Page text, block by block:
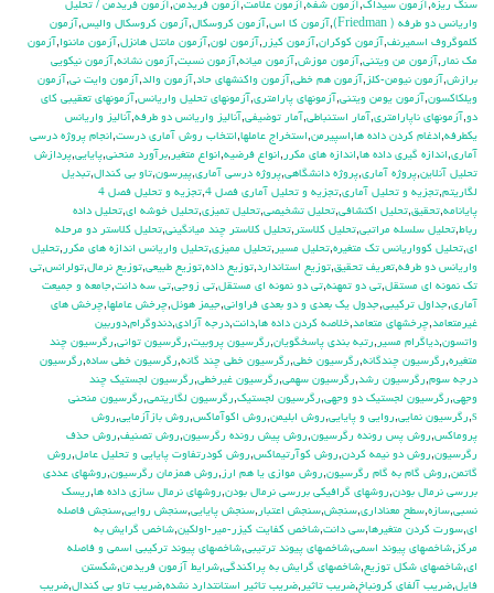
سنگ ريزه,آزمون سيداك,آزمون شفه,آزمون علامت,آزمون فريدمن,آزمون فريدمن / تحليل
واريانس دو طرفه ( Friedman)
,آزمون كا اس,آزمون كروسكال,آزمون كروسكال واليس,آزمون
كلموگروف اسميرنف,آزمون كوكران,آزمون كيزر ,آزمون لون,آزمون مانتل هانزل,آزمون ماننوا,آزمون
مك نمار ,آزمون من ويتني,آزمون موزش,آزمون ميانه,آزمون نسبت,آزمون نشانه,آزمون نيكويي
برازش,آزمون نيومن-كلز ,آزمون هم خطي,آزمون واكنشهاي حاد,آزمون والد,آزمون وايت ني,آزمون
ويلكاكسون,آزمون يومن ويتني,آزمونهاي پارامتري,آزمونهاي تحليل واريانس,آزمونهاي تعقيبي كاي
دو,آزمونهاي ناپارامتري,آمار استنباطي,آمار توضيفي,آناليز واريانس دو طرفه,آناليز واريانس
يکطرفه,ادغام كردن داده ها,اسپيرمن,استخراج عاملها,انتخاب روش آماري درست,انجام پروژه درسي
آماري,اندازه گيري داده ها,اندازه هاي مكرر ,انواع فرضيه,انواع متغير ,برآورد منحني,پايايي,پردازش
تحليل آنلاين,پروژه آماري,پروژه دانشگاهي,پروژه درسي آماري,پيرسون,تاو بي کندال,تبديل
لگاريتم,تجزيه و تحليل آماري,تجزيه و تحليل آماري فصل 4 ,
تجزيه و تحليل فصل 4
پايانامه,تحقيق,تحليل اكتشافي,تحليل تشخيصي,تحليل تميزي,تحليل خوشه اي,تحليل داده
رباط,تحليل سلسله مراتبي,تحليل كلاستر ,تحليل كلاستر چند ميانگيني,تحليل كلاستر دو مرحله
اي,تحليل كوواريانس تك متغيره,تحليل مسير ,تحليل مميزي,تحليل واريانس اندازه هاي مكرر ,تحليل
واريانس دو طرفه,تعريف تحقيق,توزيع استاندارد,توزيع داده,توزيع طبيعي,توزيع نرمال,تولرانس,تي
تک نمونه اي مستقل,تي دو تمهنه,تي دو نمونه اي مستقل,تي زوجي,تي سه دانت,جامعه و جميعت
آماري,جداول تركيبي,جدول يك بعدي و دو بعدي فراواني,جيمز هوئل,چرخش عاملها,چرخش هاي
غيرمتعامد,چرخشهاي متعامد,خلاصه كردن داده ها,دانت,درجه آزادي,دندوگرام,دوربين
واتسون,دياگرام مسير ,رتبه بندي پاسخگويان,رگرسيون پروبيت,رگرسيون تواني,رگرسيون چند
متغيره,رگرسيون چندگانه,رگرسيون خطي,رگرسيون خطي چند گانه,رگرسيون خطي ساده,رگرسيون
درجه سوم,رگرسيون رشد,رگرسيون سهمي,رگرسيون غيرخطي,رگرسيون لجستيك چند
وجهي,رگرسيون لجستيك دو وجهي,رگرسيون لجستيک,رگرسيون لگاريتمي,رگرسيون منحني
s
,رگرسيون نمايي,روايي و پايايي,روش ابليمن,روش اكوآماكس,روش بازآزمايي,روش
پروماكس,روش پس رونده رگرسيون,روش پيش رونده رگرسيون,روش تصنيف,روش حذف
رگرسيون,روش دو نيمه كردن,روش كوآرتيماكس,روش كودرتفاوت پايايي و تحليل عامل,روش
گاتمن,روش گام به گام رگرسيون,روش موازي يا هم ارز ,روش همزمان رگرسيون,روشهاي عددي
بررسي نرمال بودن,روشهاي گرافيكي بررسي نرمال بودن,روشهاي نرمال سازي داده ها,ريسك
نسبي,سازه,سطح معناداري,سنجش,سنجش اعتبار ,سنجش پايايي,سنجش روايي,سنجش فاصله
اي,سورت كردن متغيرها,سي دانت,شاخص كفايت كيزر-مير-اولكين,شاخص گرايش به
مركز ,شاخصهاي پيوند اسمي,شاخصهاي پيوند ترتيبي,شاخصهاي پيوند تركيبي اسمي و فاصله
اي,شاخصهاي شكل توزيع,شاخصهاي گرايش به پراكندگي,شرايط آزمون فريدمن,شكستن
فايل,ضريب آلفاي کرونباخ,ضريب تاثير ,ضريب تاثير استانتدارد نشده,ضريب تاو بي كندال,ضريب